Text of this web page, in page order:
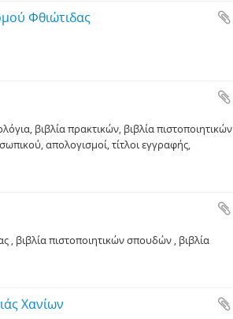
Φθιώτιδας
βιβλία πρακτικών, βιβλία πιστοποιητικών
απολογισμοί, τίτλοι εγγραφής,
, βιβλία πιστοποιητικών σπουδών , βιβλία
Χανίων